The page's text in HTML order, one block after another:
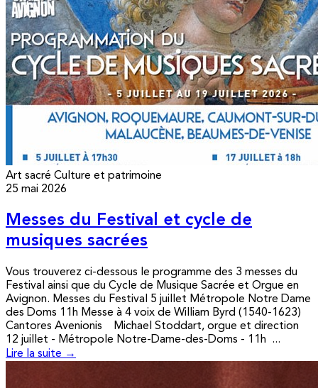
Art sacré Culture et patrimoine
25 mai 2026
Messes du Festival et cycle de
musiques sacrées
Vous trouverez ci-dessous le programme des 3 messes du
Festival ainsi que du Cycle de Musique Sacrée et Orgue en
Avignon. Messes du Festival 5 juillet Métropole Notre Dame
des Doms 11h Messe à 4 voix de William Byrd (1540-1623)
Cantores Avenionis Michael Stoddart, orgue et direction
12 juillet - Métropole Notre-Dame-des-Doms - 11h ...
Lire la suite →